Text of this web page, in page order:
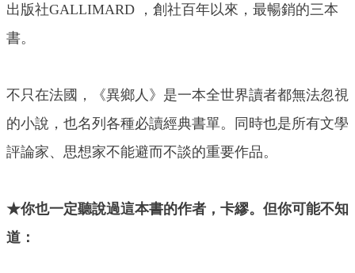
出版社GALLIMARD ，創社百年以來，最暢銷的三本
書。
不只在法國，《異鄉人》是一本全世界讀者都無法忽視
的小說，也名列各種必讀經典書單。同時也是所有文學
評論家、思想家不能避而不談的重要作品。
★你也一定聽說過這本書的作者，卡繆。但你可能不知
道：